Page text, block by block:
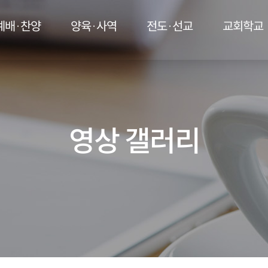
배·찬양 양육·사역 전도·선교 교회학교
영상 갤러리